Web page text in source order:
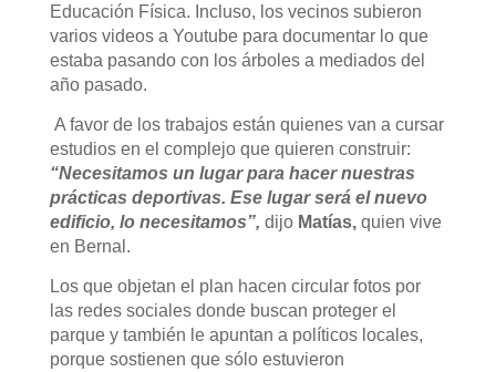
Educación Física. Incluso, los vecinos subieron
varios videos a Youtube para documentar lo que
estaba pasando con los árboles a mediados del
año pasado.
A favor de los trabajos están quienes van a cursar
estudios en el complejo que quieren construir:
“Necesitamos un lugar para hacer nuestras
prácticas deportivas. Ese lugar será el nuevo
edificio, lo necesitamos”, dijo Matías,quien vive
en Bernal.
Los que objetan el plan hacen circular fotos por
las redes sociales donde buscan proteger el
parque y también le apuntan a políticos locales,
porque sostienen que sólo estuvieron